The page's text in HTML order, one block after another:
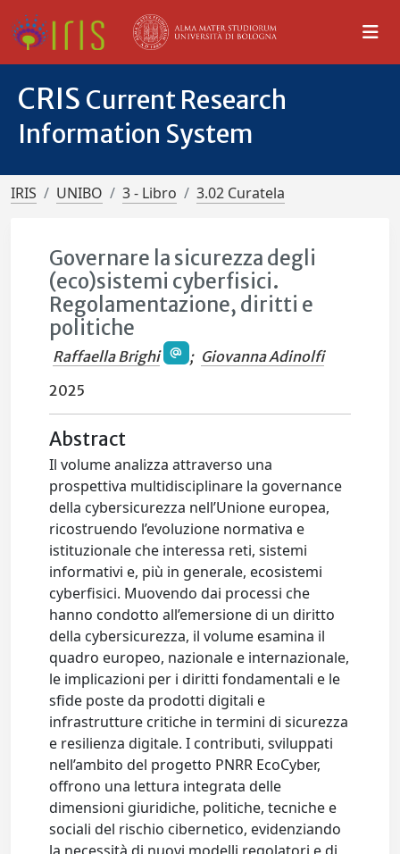
CRIS Current Research
Information System
IRIS UNIBO 3 - Libro 3.02 Curatela
Governare la sicurezza degli
(eco)sistemi cyberfisici.
Regolamentazione, diritti e
politiche
Raffaella Brighi ; Giovanna Adinolfi
2025
Abstract
Il volume analizza attraverso una
prospettiva multidisciplinare la governance
della cybersicurezza nell’Unione europea,
ricostruendo l’evoluzione normativa e
istituzionale che interessa reti, sistemi
informativi e, più in generale, ecosistemi
cyberfisici. Muovendo dai processi che
hanno condotto all’emersione di un diritto
della cybersicurezza, il volume esamina il
quadro europeo, nazionale e internazionale,
le implicazioni per i diritti fondamentali e le
sfide poste da prodotti digitali e
infrastrutture critiche in termini di sicurezza
e resilienza digitale. I contributi, sviluppati
nell’ambito del progetto PNRR EcoCyber,
offrono una lettura integrata delle
dimensioni giuridiche, politiche, tecniche e
sociali del rischio cibernetico, evidenziando